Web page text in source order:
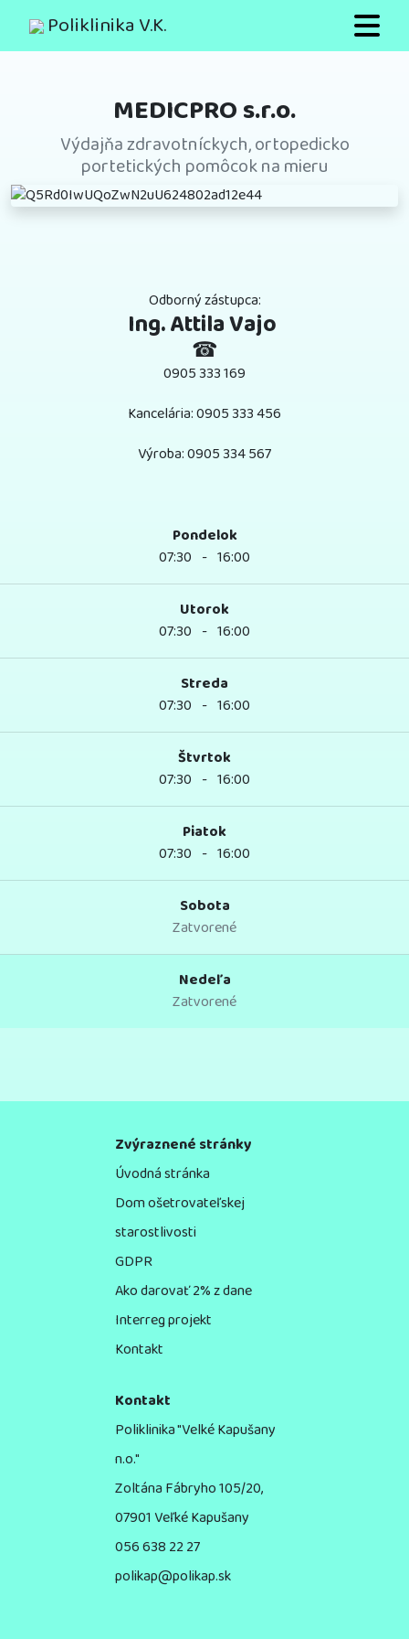
Poliklinika V.K.
MEDICPRO s.r.o.
Výdajňa zdravotníckych, ortopedicko
portetických pomôcok na mieru
Odborný zástupca:
Ing. Attila Vajo
☎
0905 333 169
Kancelária: 0905 333 456
Výroba: 0905 334 567
Pondelok
07:30 - 16:00
Utorok
07:30 - 16:00
Streda
07:30 - 16:00
Štvrtok
07:30 - 16:00
Piatok
07:30 - 16:00
Sobota
Zatvorené
Nedeľa
Zatvorené
Zvýraznené stránky
Úvodná stránka
Dom ošetrovateľskej
starostlivosti
GDPR
Ako darovať 2% z dane
Interreg projekt
Kontakt
Kontakt
Poliklinika "Velké Kapušany
n.o."
Zoltána Fábryho 105/20,
07901 Veľké Kapušany
056 638 22 27
polikap@polikap.sk